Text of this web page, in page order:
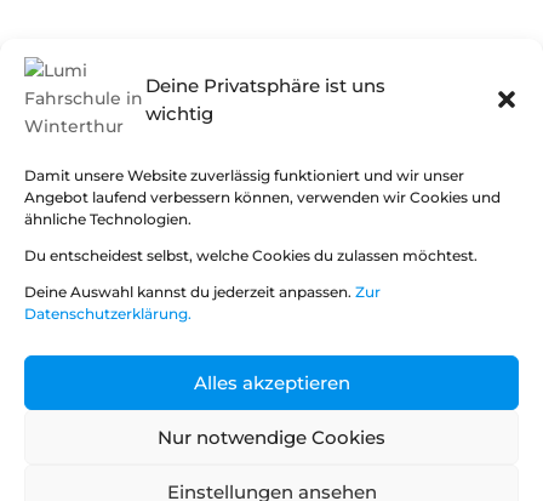
Deine Privatsphäre ist uns
wichtig
Damit unsere Website zuverlässig funktioniert und wir unser
Angebot laufend verbessern können, verwenden wir Cookies und
ähnliche Technologien.
Du entscheidest selbst, welche Cookies du zulassen möchtest.
Deine Auswahl kannst du jederzeit anpassen. Zur
Datenschutzerklärung.
Alles akzeptieren
Nur notwendige Cookies
Einstellungen ansehen